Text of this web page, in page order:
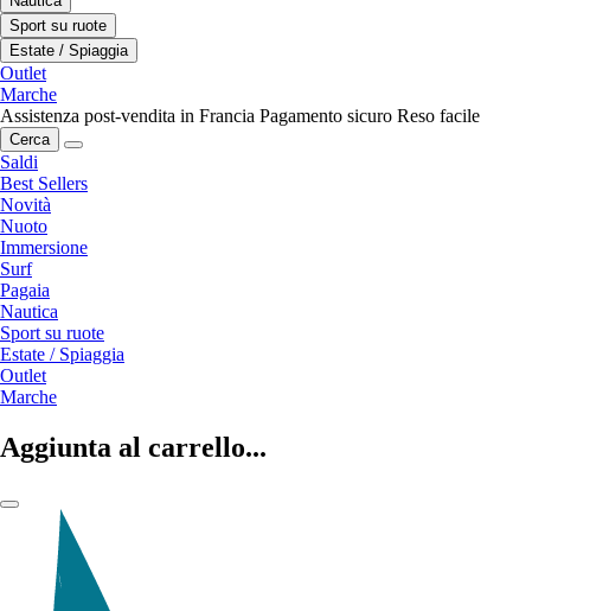
Sport su ruote
Estate / Spiaggia
Outlet
Marche
Assistenza post-vendita in Francia Pagamento sicuro Reso facile
Cerca
Saldi
Best Sellers
Novità
Nuoto
Immersione
Surf
Pagaia
Nautica
Sport su ruote
Estate / Spiaggia
Outlet
Marche
Aggiunta al carrello...